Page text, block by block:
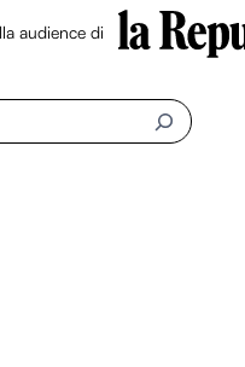
audience di